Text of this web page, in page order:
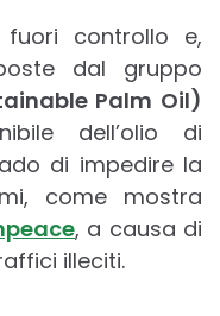
controllo e,
dal gruppo
Palm Oil)
dell’olio di
di impedire la
come mostra
, a causa di
illeciti.